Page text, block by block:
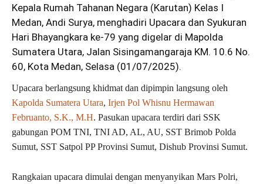
Kepala Rumah Tahanan Negara (Karutan) Kelas I
Medan, Andi Surya, menghadiri Upacara dan Syukuran
Hari Bhayangkara ke-79 yang digelar di Mapolda
Sumatera Utara, Jalan Sisingamangaraja KM. 10.6 No.
60, Kota Medan, Selasa (01/07/2025).
Upacara berlangsung khidmat dan dipimpin langsung oleh
Kapolda Sumatera Utara, Irjen Pol Whisnu Hermawan
Februanto, S.K., M.H. Pasukan upacara terdiri dari SSK
gabungan POM TNI, TNI AD, AL, AU, SST Brimob Polda
Sumut, SST Satpol PP Provinsi Sumut, Dishub Provinsi Sumut.
Rangkaian upacara dimulai dengan menyanyikan Mars Polri,